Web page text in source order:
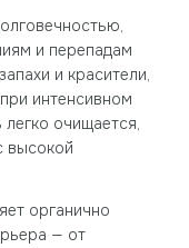
и перепадам
и красители,
интенсивном
легко очищается,
высокой
органично
— от